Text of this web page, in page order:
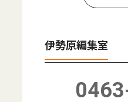
伊勢原編集室